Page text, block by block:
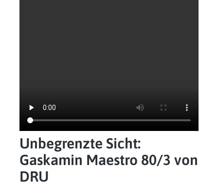
Unbegrenzte Sicht:
Gaskamin Maestro 80/3 von
DRU